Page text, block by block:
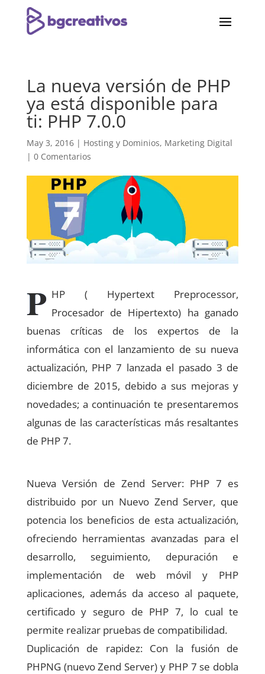
La nueva versión de PHP
ya está disponible para
ti: PHP 7.0.0
May 3, 2016| Hosting y Dominios, Marketing Digital
| 0 Comentarios
P HP ( Hypertext Preprocessor,
Procesador de Hipertexto) ha ganado
buenas críticas de los expertos de la
informática con el lanzamiento de su nueva
actualización, PHP 7 lanzada el pasado 3 de
diciembre de 2015, debido a sus mejoras y
novedades; a continuación te presentaremos
algunas de las características más resaltantes
de PHP 7.
Nueva Versión de Zend Server: PHP 7 es
distribuido por un Nuevo Zend Server, que
potencia los beneficios de esta actualización,
ofreciendo herramientas avanzadas para el
desarrollo, seguimiento, depuración e
implementación de web móvil y PHP
aplicaciones, además da acceso al paquete,
certificado y seguro de PHP 7, lo cual te
permite realizar pruebas de compatibilidad.
Duplicación de rapidez: Con la fusión de
PHPNG (nuevo Zend Server) y PHP 7 se dobla